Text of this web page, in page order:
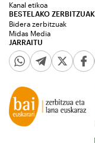
JARRAITU
Kanal etikoa
BESTELAKO ZERBITZUAK
Bidera zerbitzuak
Midas Media